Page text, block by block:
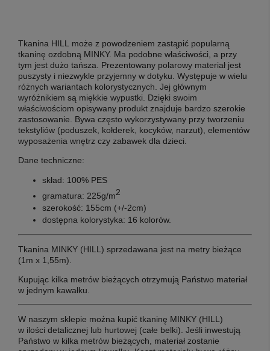
Tkanina HILL
może z powodzeniem zastąpić popularną
tkaninę ozdobną MINKY. Ma podobne właściwości, a przy
tym jest dużo tańsza. Prezentowany polarowy materiał jest
puszysty i niezwykle przyjemny w dotyku. Występuje w wielu
różnych wariantach kolorystycznych. Jej głównym
wyróżnikiem są miękkie wypustki. Dzięki swoim
właściwościom opisywany produkt znajduje bardzo szerokie
zastosowanie. Bywa często wykorzystywany przy tworzeniu
tekstyliów (poduszek, kołderek, kocyków, narzut), elementów
wyposażenia wnętrz czy zabawek dla dzieci.
Dane techniczne:
skład: 100% PES
gramatura: 225g/m2
szerokość: 155cm (+/-2cm)
dostępna kolorystyka: 16 kolorów.
Tkanina MINKY (HILL) sprzedawana jest na metry bieżące
(1m x 1,55m).
Kupując kilka metrów bieżących otrzymują Państwo materiał
w jednym kawałku.
W naszym sklepie można kupić tkaninę MINKY (HILL)
w ilości detalicznej lub hurtowej (całe belki) . Jeśli inwestują
Państwo w kilka metrów bieżących, materiał zostanie